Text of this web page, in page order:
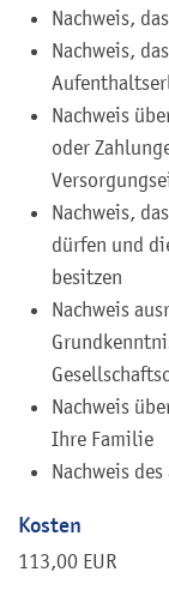
Nachweis,
Nachweis,
Nachweis
oder
Nachweis,
dürfen und
besitzen
Nachweis
Nachweis
Ihre Familie
Nachweis
Kosten
113,00 EUR